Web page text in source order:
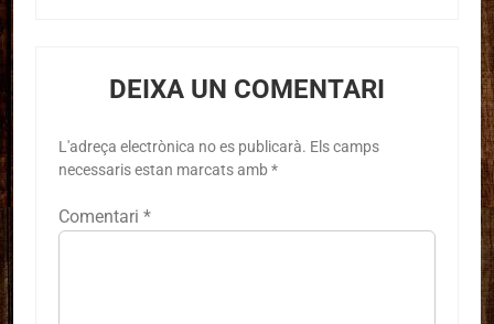
DEIXA UN COMENTARI
L'adreça electrònica no es publicarà. Els camps
necessaris estan marcats amb *
Comentari *